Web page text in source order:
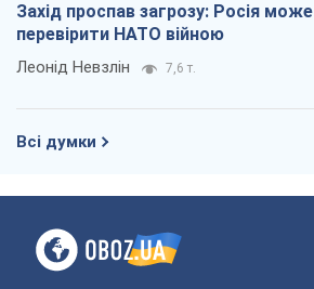
Захід проспав загрозу: Росія може
перевірити НАТО війною
Леонід Невзлін 7,6 т.
Всі думки